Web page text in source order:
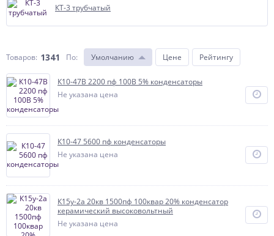
КТ-3 трубчатый
Товаров: 1341 По: Умолчанию Цене Рейтингу
К10-47В 2200 пф 100В 5% конденсаторы
Не указана цена
К10-47 5600 пф конденсаторы
Не указана цена
К15у-2а 20кв 1500пф 100квар 20% конденсатор
керамический высоковольтный
Не указана цена